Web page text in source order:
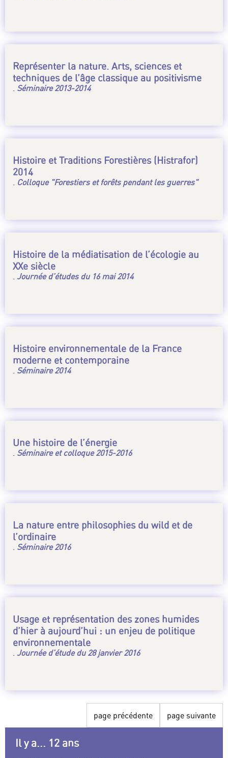
Représenter la nature. Arts, sciences et
techniques de l’âge classique au positivisme
. Séminaire 2013-2014
Histoire et Traditions Forestières (Histrafor)
2014
. Colloque "Forestiers et forêts pendant les guerres"
Histoire de la médiatisation de l’écologie au
XXe siècle
. Journée d’études du 16 mai 2014
Histoire environnementale de la France
moderne et contemporaine
. Séminaire 2014
Une histoire de l’énergie
. Séminaire et colloque 2015-2016
La nature entre philosophies du wild et de
l’ordinaire
. Séminaire 2016
Usage et représentation des zones humides
d’hier à aujourd’hui : un enjeu de politique
environnementale
. Journée d’étude du 28 janvier 2016
page précédente page suivante
Il y a... 12 ans